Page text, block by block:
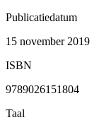
Publicatiedatum
15 november 2019
ISBN
9789026151804
Taal